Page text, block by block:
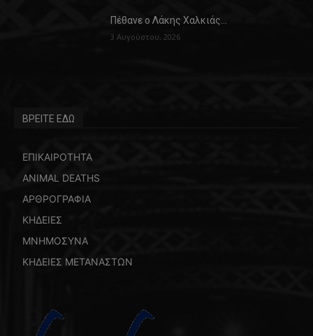
Πέθανε ο Λάκης Χαλκιάς…
3 Αυγούστου, 2026
ΒΡΕΙΤΕ ΕΔΩ
ΕΠΙΚΑΙΡΟΤΗΤΑ
ANIMAL DEATHS
ΑΡΘΡΟΓΡΑΦΙΑ
ΚΗΔΕΙΕΣ
ΜΝΗΜΟΣΥΝΑ
ΚΗΔΕΙΕΣ ΜΕΤΑΝΑΣΤΩΝ